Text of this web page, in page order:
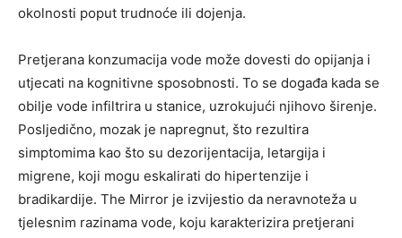
okolnosti poput trudnoće ili dojenja.
Pretjerana konzumacija vode može dovesti do opijanja i
utjecati na kognitivne sposobnosti. To se događa kada se
obilje vode infiltrira u stanice, uzrokujući njihovo širenje.
Posljedično, mozak je napregnut, što rezultira
simptomima kao što su dezorijentacija, letargija i
migrene, koji mogu eskalirati do hipertenzije i
bradikardije. The Mirror je izvijestio da neravnoteža u
tjelesnim razinama vode, koju karakterizira pretjerani